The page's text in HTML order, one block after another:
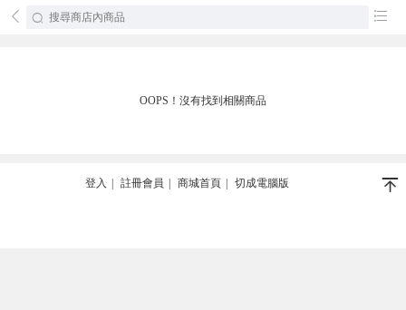
󰄕 󰂦
OOPS！沒有找到相關商品
登入 註冊會員 商城首頁 切成電腦版 󰄬